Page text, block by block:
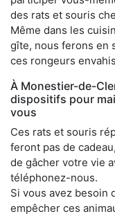
des rats et souris
Même dans les
gîte, nous ferons en
ces rongeurs
À Monestier-de-
dispositifs pour
vous
Ces rats et souris
feront pas de
de gâcher votre vie
téléphonez-nous.
Si vous avez besoin
empêcher ces